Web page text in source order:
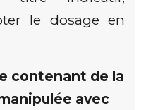
le dosage en
contenant de la
avec